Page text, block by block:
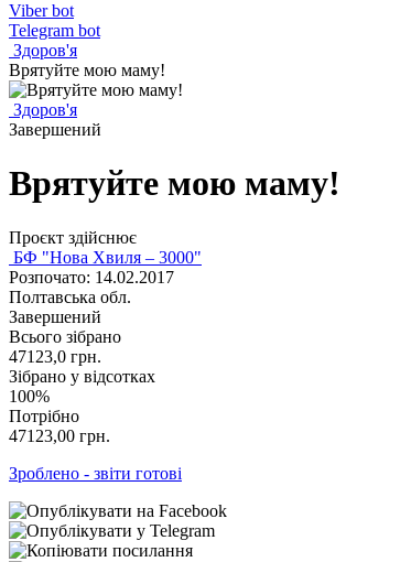
Viber bot
Telegram bot
Здоров'я
Врятуйте мою маму!
Здоров'я
Завершений
Врятуйте мою маму!
Проєкт здійснює
БФ "Нова Хвиля – 3000"
Розпочато: 14.02.2017
Полтавська обл.
Завершений
Всього зібрано
47123,0 грн.
Зібрано у відсотках
100%
Потрібно
47123,00 грн.
Зроблено - звіти готові